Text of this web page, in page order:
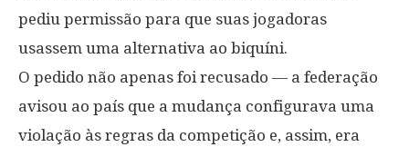
pediu permissão para que suas jogadoras
usassem uma alternativa ao biquíni.
O pedido não apenas foi recusado — a federação
avisou ao país que a mudança configurava uma
violação às regras da competição e, assim, era